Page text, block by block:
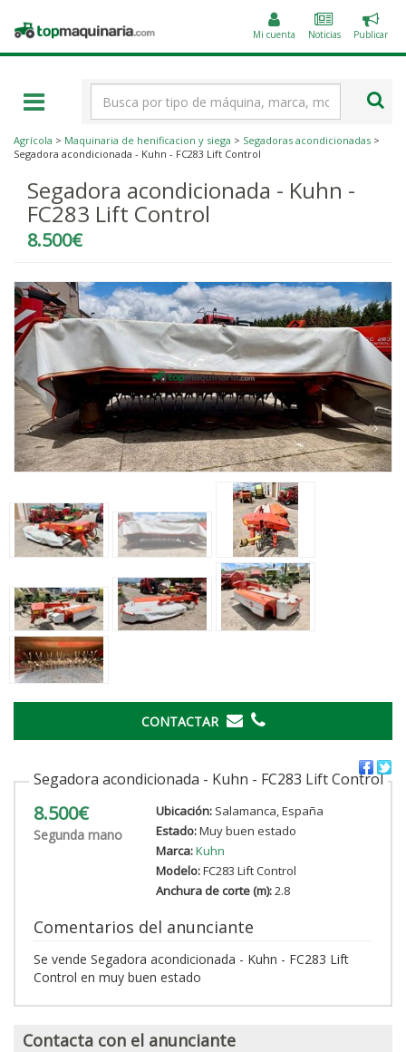
Topmaquinaria.com Mi cuenta Noticias
un
Publicar
Agrícola > Maquinaria de henificacion y siega > Segadoras acondicionadas >
Segadora acondicionada - Kuhn - FC283 Lift Control
Segadora acondicionada - Kuhn -
FC283 Lift Control
8.500€
‹ ›
CONTACTAR
Segadora acondicionada - Kuhn - FC283 Lift Control
8.500€
Segunda mano
Ubicación:Salamanca, España
Estado:Muy buen estado
Marca:Kuhn
Modelo:FC283 Lift Control
Anchura de corte (m):2.8
Comentarios del anunciante
Se vende Segadora acondicionada - Kuhn - FC283 Lift
Control en muy buen estado
Contacta con el anunciante